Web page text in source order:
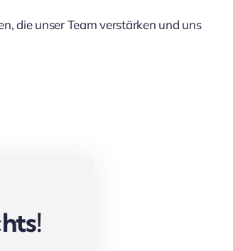
die unser Team verstärken und uns